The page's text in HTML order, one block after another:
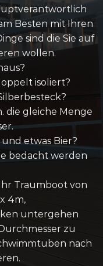
Besten mit Ihren
sind die Sie auf
wollen.
isoliert?
die gleiche Menge
etwas Bier?
bedacht werden
Traumboot von
4m,
untergehen
zu
nach